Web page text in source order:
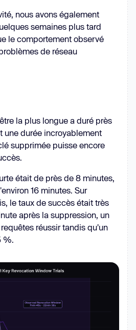
nous avons également
semaines plus tard
le comportement observé
de réseau
la plus longue a duré près
une durée incroyablement
supprimée puisse encore
était de près de 8 minutes,
16 minutes. Sur
le taux de succès était très
après la suppression, un
réussir tandis qu'un
%.